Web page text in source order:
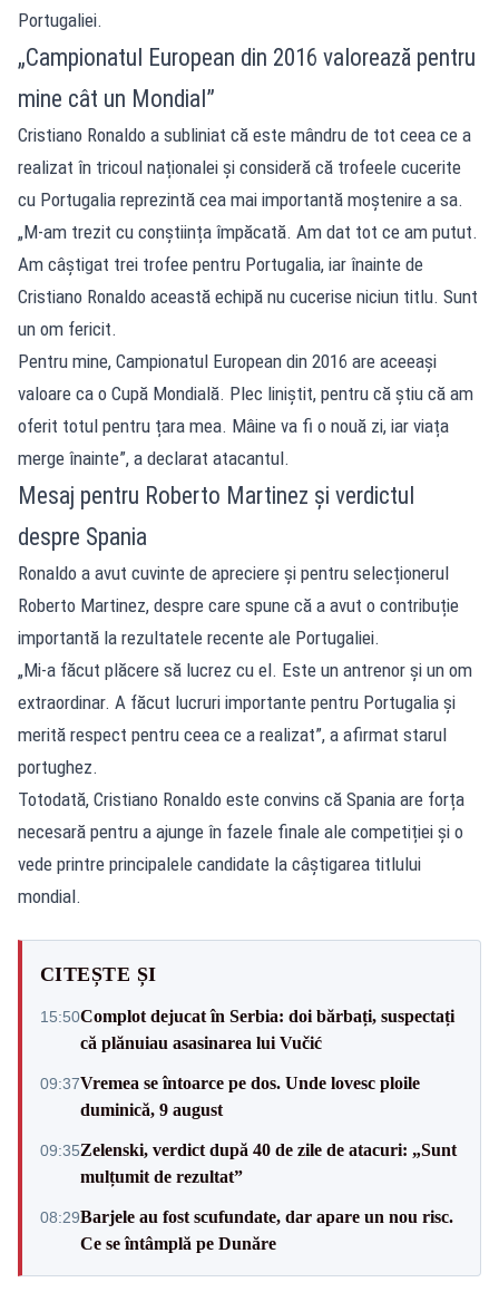
Portugaliei.
„Campionatul European din 2016 valorează pentru
mine cât un Mondial”
Cristiano Ronaldo a subliniat că este mândru de tot ceea ce a
realizat în tricoul naționalei și consideră că trofeele cucerite
cu Portugalia reprezintă cea mai importantă moștenire a sa.
„M-am trezit cu conștiința împăcată. Am dat tot ce am putut.
Am câștigat trei trofee pentru Portugalia, iar înainte de
Cristiano Ronaldo această echipă nu cucerise niciun titlu. Sunt
un om fericit.
Pentru mine, Campionatul European din 2016 are aceeași
valoare ca o Cupă Mondială. Plec liniștit, pentru că știu că am
oferit totul pentru țara mea. Mâine va fi o nouă zi, iar viața
merge înainte”, a declarat atacantul.
Mesaj pentru Roberto Martinez și verdictul
despre Spania
Ronaldo a avut cuvinte de apreciere și pentru selecționerul
Roberto Martinez, despre care spune că a avut o contribuție
importantă la rezultatele recente ale Portugaliei.
„Mi-a făcut plăcere să lucrez cu el. Este un antrenor și un om
extraordinar. A făcut lucruri importante pentru Portugalia și
merită respect pentru ceea ce a realizat”, a afirmat starul
portughez.
Totodată, Cristiano Ronaldo este convins că Spania are forța
necesară pentru a ajunge în fazele finale ale competiției și o
vede printre principalele candidate la câștigarea titlului
mondial.
CITEȘTE ȘI
15:50Complot dejucat în Serbia: doi bărbați, suspectați
că plănuiau asasinarea lui Vučić
09:37Vremea se întoarce pe dos. Unde lovesc ploile
duminică, 9 august
09:35Zelenski, verdict după 40 de zile de atacuri: „Sunt
mulțumit de rezultat”
08:29Barjele au fost scufundate, dar apare un nou risc.
Ce se întâmplă pe Dunăre